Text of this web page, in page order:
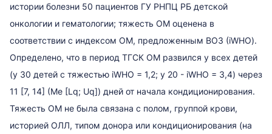
истории болезни 50 пациентов ГУ РНПЦ РБ детской
онкологии и гематологии; тяжесть OM оценена в
соответствии с индексом ОМ, предложенным ВОЗ (iWHO).
Определено, что в период ТГСК ОМ развился у всех детей
(у 30 детей с тяжестью iWHO = 1,2; у 20 - iWHO = 3,4) через
11 [7, 14] (Me [Lq; Uq]) дней от начала кондиционирования.
Тяжесть OM не была связана с полом, группой крови,
историей ОЛЛ, типом донора или кондиционирования (на